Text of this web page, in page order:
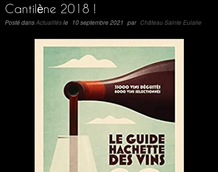
Cantilène 2018 !
Posté dansActualitésle 10 septembre 2021 par Château Sainte Eulalie